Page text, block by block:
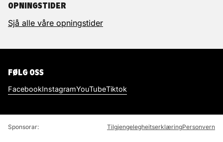
OPNINGSTIDER
Sjå alle våre opningstider
FØLG OSS
FacebookInstagramYouTubeTiktok
Sponsorar: TilgjengelegheitserklæringPersonvern